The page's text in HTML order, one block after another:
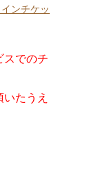
ンチケッ
スでのチ
いたうえ